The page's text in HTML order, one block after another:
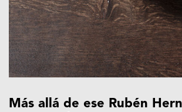
Más allá de ese Rubén